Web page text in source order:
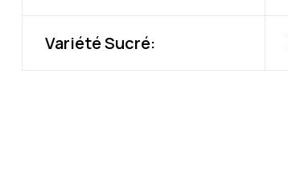
Variété Sucré: